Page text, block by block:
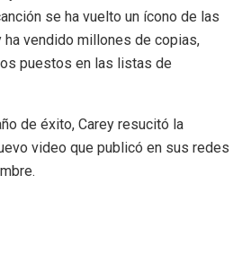
se ha vuelto un ícono de las
vendido millones de copias,
puestos en las listas de
de éxito, Carey resucitó la
video que publicó en sus redes